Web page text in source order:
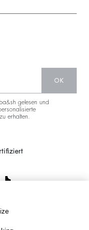
OK
gelesen und
erhalten.